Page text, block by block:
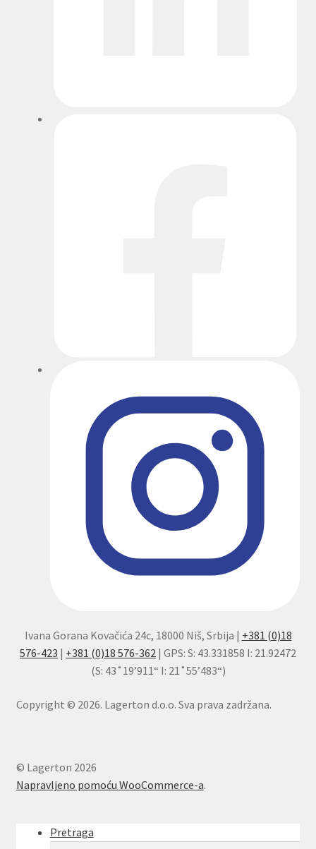
Ivana Gorana Kovačića 24c, 18000 Niš, Srbija | +381 (0)18
576-423 | +381 (0)18 576-362 | GPS: S: 43.331858 I: 21.92472
(S: 43˚19’911“ I: 21˚55’483“)
Copyright © 2026. Lagerton d.o.o. Sva prava zadržana.
© Lagerton 2026
Napravljeno pomoću WooCommerce-a.
Pretraga